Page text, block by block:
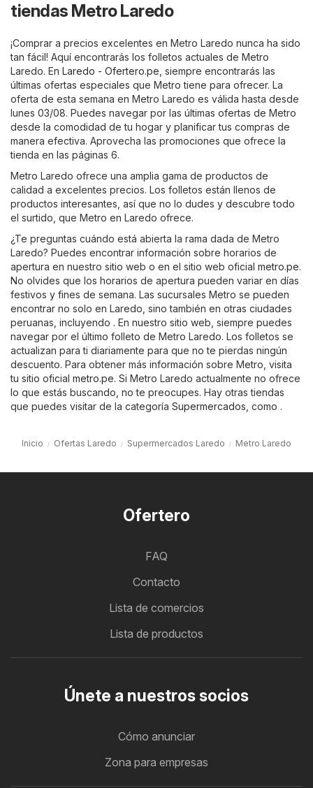
tiendas Metro Laredo
¡Comprar a precios excelentes en Metro Laredo nunca ha sido
tan fácil! Aquí encontrarás los folletos actuales de Metro
Laredo. En Laredo - Ofertero.pe , siempre encontrarás las
últimas ofertas especiales que Metro tiene para ofrecer. La
oferta de esta semana en Metro Laredo es válida hasta desde
lunes 03/08. Puedes navegar por las últimas ofertas de Metro
desde la comodidad de tu hogar y planificar tus compras de
manera efectiva. Aprovecha las promociones que ofrece la
tienda en las páginas 6.
Metro Laredo ofrece una amplia gama de productos de
calidad a excelentes precios. Los folletos están llenos de
productos interesantes, así que no lo dudes y descubre todo
el surtido, que Metro en Laredo ofrece.
¿Te preguntas cuándo está abierta la rama dada de Metro
Laredo? Puedes encontrar información sobre horarios de
apertura en nuestro sitio web o en el sitio web oficial metro.pe.
No olvides que los horarios de apertura pueden variar en días
festivos y fines de semana. Las sucursales Metro se pueden
encontrar no solo en Laredo, sino también en otras ciudades
peruanas, incluyendo . En nuestro sitio web, siempre puedes
navegar por el último folleto de Metro Laredo. Los folletos se
actualizan para ti diariamente para que no te pierdas ningún
descuento. Para obtener más información sobre Metro, visita
tu sitio oficial metro.pe. Si Metro Laredo actualmente no ofrece
lo que estás buscando, no te preocupes. Hay otras tiendas
que puedes visitar de la categoría Supermercados , como .
Inicio Ofertas Laredo Supermercados Laredo Metro Laredo
Ofertero
FAQ
Contacto
Lista de comercios
Lista de productos
Únete a nuestros socios
Cómo anunciar
Zona para empresas